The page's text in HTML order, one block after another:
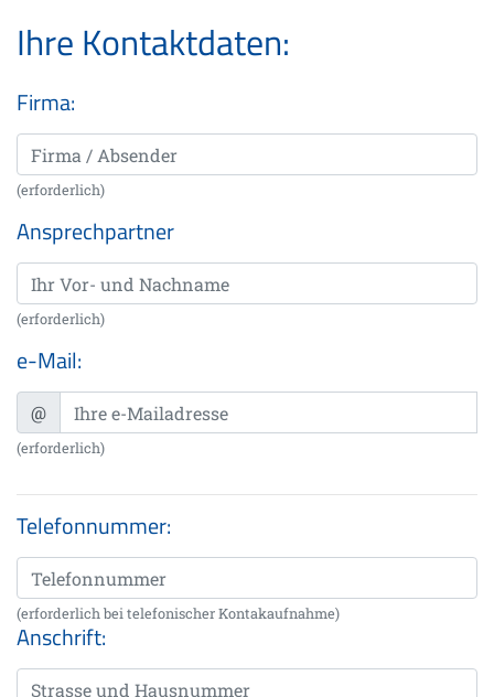
Ihre Kontaktdaten:
Firma:
(erforderlich)
Ansprechpartner
(erforderlich)
e-Mail:
@
(erforderlich)
Telefonnummer:
(erforderlich bei telefonischer Kontakaufnahme)
Anschrift: